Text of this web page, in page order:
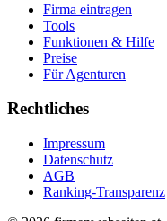
Firma eintragen
Tools
Funktionen & Hilfe
Preise
Für Agenturen
Rechtliches
Impressum
Datenschutz
AGB
Ranking-Transparenz